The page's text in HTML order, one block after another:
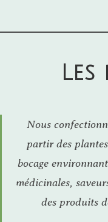
Nous
partir des
bocage
médicinales,
des produits